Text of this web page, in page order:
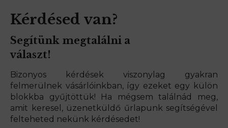
Kérdésed van?
Segítünk megtalálni a
választ!
Bizonyos kérdések viszonylag gyakran
felmerülnek vásárlóinkban, így ezeket egy külön
blokkba gyűjtöttük! Ha mégsem találnád meg,
amit keresel, üzenetküldő űrlapunk segítségével
felteheted nekünk kérdésedet!